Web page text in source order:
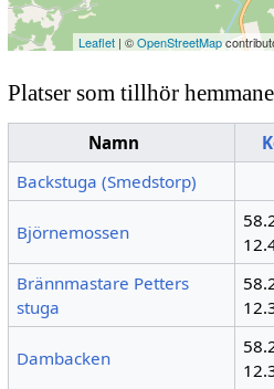
Leaflet | ©OpenStreetMap
Platser som tillhör
Namn
Backstuga (Smedstorp)
Björnemossen
Brännmastare Petters
stuga
Dambacken